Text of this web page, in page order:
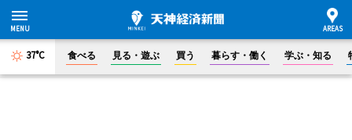
37°C 食べる 見る・遊ぶ 買う 暮らす・働く 学ぶ・知る